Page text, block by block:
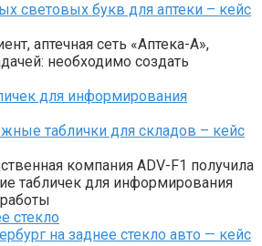
световых букв для аптеки – кейс
аптечная сеть «Аптека-А»,
необходимо создать
таблички для складов – кейс
компания ADV-F1 получила
табличек для информирования
на заднее стекло авто — кейс